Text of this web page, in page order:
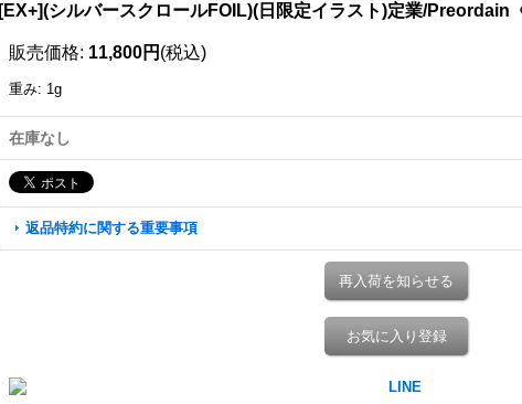
[EX+](シルバースクロールFOIL)(日限定イラスト)定業/Preordain
販売価格: 11,800円 (税込)
重み: 1g
在庫なし
返品特約に関する重要事項
再入荷を知らせる
お気に入り登録